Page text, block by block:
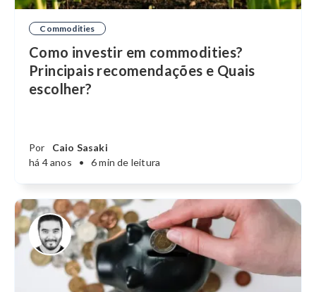
Commodities
Como investir em commodities?
Principais recomendações e Quais
escolher?
Por
Caio Sasaki
há 4 anos
• 6 min de leitura